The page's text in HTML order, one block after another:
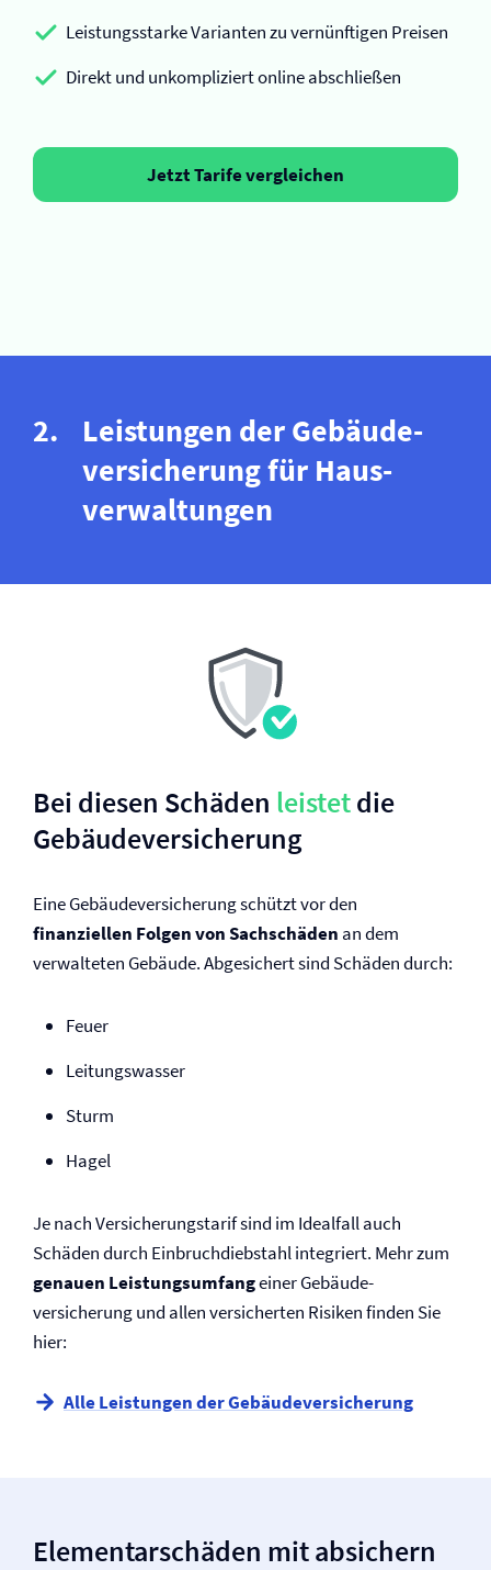
Leistungsstarke Varianten zu vernünftigen Preisen
Direkt und unkompliziert online abschließen
Jetzt Tarife vergleichen
Leistungen der Gebäude­
versicherung für Haus­
verwaltungen
Bei diesen Schäden leistetdie
Gebäude­versicherung
Eine Gebäude­versicherung schützt vor den
finanziellen Folgen von Sachschäden an dem
verwalteten Gebäude. Abgesichert sind Schäden durch:
Feuer
Leitungswasser
Sturm
Hagel
Je nach Versicherungstarif sind im Idealfall auch
Schäden durch Einbruchdiebstahl integriert. Mehr zum
genauen Leistungsumfangeiner Gebäude­
versicherung und allen versicherten Risiken finden Sie
hier:
Alle Leistungen der Gebäude­versicherung
Elementarschäden mit absichern